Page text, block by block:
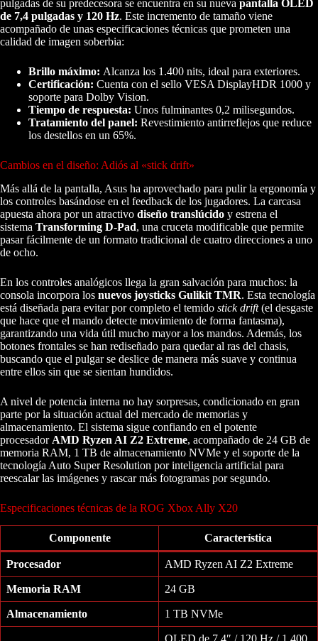
pulgadas de su predecesora se encuentra en su nueva pantalla OLED
de 7,4 pulgadas y 120 Hz. Este incremento de tamaño viene
acompañado de unas especificaciones técnicas que prometen una
calidad de imagen soberbia:
Brillo máximo: Alcanza los 1.400 nits, ideal para exteriores.
Certificación: Cuenta con el sello VESA DisplayHDR 1000 y
soporte para Dolby Vision.
Tiempo de respuesta: Unos fulminantes 0,2 milisegundos.
Tratamiento del panel: Revestimiento antirreflejos que reduce
los destellos en un 65%.
Cambios en el diseño: Adiós al «stick drift»
Más allá de la pantalla, Asus ha aprovechado para pulir la ergonomía y
los controles basándose en el feedback de los jugadores. La carcasa
apuesta ahora por un atractivo diseño translúcido y estrena el
sistema Transforming D-Pad, una cruceta modificable que permite
pasar fácilmente de un formato tradicional de cuatro direcciones a uno
de ocho.
En los controles analógicos llega la gran salvación para muchos: la
consola incorpora los nuevos joysticks Gulikit TMR. Esta tecnología
está diseñada para evitar por completo el temido stick drift(el desgaste
que hace que el mando detecte movimiento de forma fantasma),
garantizando una vida útil mucho mayor a los mandos. Además, los
botones frontales se han rediseñado para quedar al ras del chasis,
buscando que el pulgar se deslice de manera más suave y continua
entre ellos sin que se sientan hundidos.
A nivel de potencia interna no hay sorpresas, condicionado en gran
parte por la situación actual del mercado de memorias y
almacenamiento. El sistema sigue confiando en el potente
procesador AMD Ryzen AI Z2 Extreme, acompañado de 24 GB de
memoria RAM, 1 TB de almacenamiento NVMe y el soporte de la
tecnología Auto Super Resolution por inteligencia artificial para
reescalar las imágenes y rascar más fotogramas por segundo.
Especificaciones técnicas de la ROG Xbox Ally X20
Componente Característica
Procesador AMD Ryzen AI Z2 Extreme
Memoria RAM 24 GB
Almacenamiento 1 TB NVMe
OLED de 7,4″ / 120 Hz / 1.400